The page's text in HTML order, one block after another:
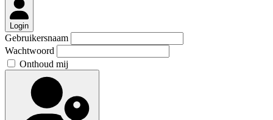
Login
Gebruikersnaam
Wachtwoord
Onthoud mij